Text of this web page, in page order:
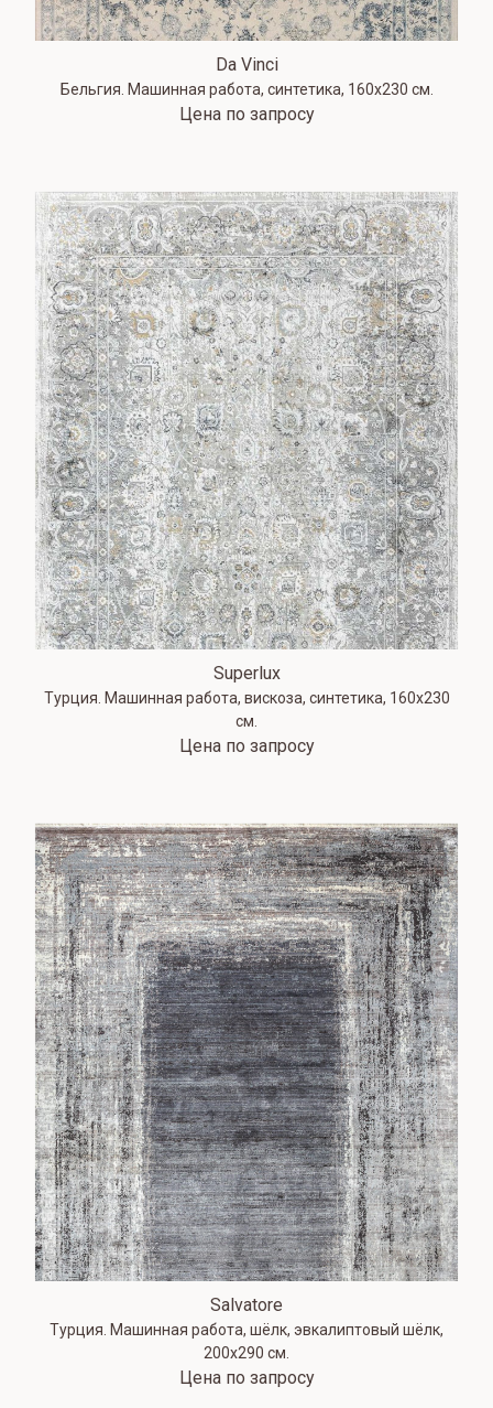
Da Vinci
Бельгия. Машинная работа, синтетика, 160х230 см.
Цена по запросу
Superlux
Турция. Машинная работа, вискоза, синтетика, 160х230
см.
Цена по запросу
Salvatore
Турция. Машинная работа, шёлк, эвкалиптовый шёлк,
200х290 см.
Цена по запросу